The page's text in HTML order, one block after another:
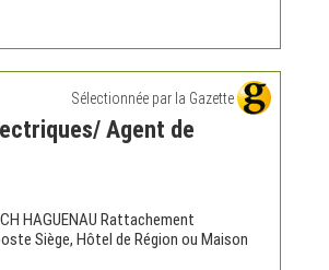
Sélectionnée par la Gazette
Agent de
HAGUENAU Rattachement
Siège, Hôtel de Région ou Maison